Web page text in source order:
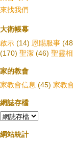
來找我們
大衛帳幕
啟示 (14) 恩賜服事
(170) 聖潔 (46) 聖靈
家的教會
家教會信息 (45) 家教
網誌存檔
網站統計